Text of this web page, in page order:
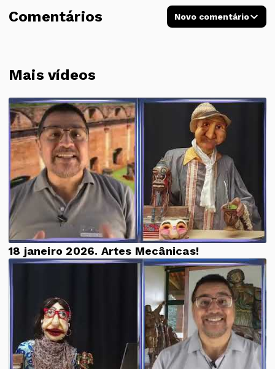
Mais vídeos
18 janeiro 2026. Artes Mecânicas!
Comentários Novo comentário